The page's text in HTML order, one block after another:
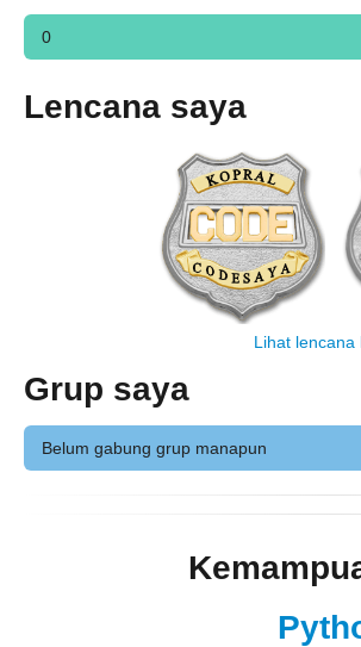
0
Lencana saya
Lihat lencana
Grup saya
Belum gabung grup manapun